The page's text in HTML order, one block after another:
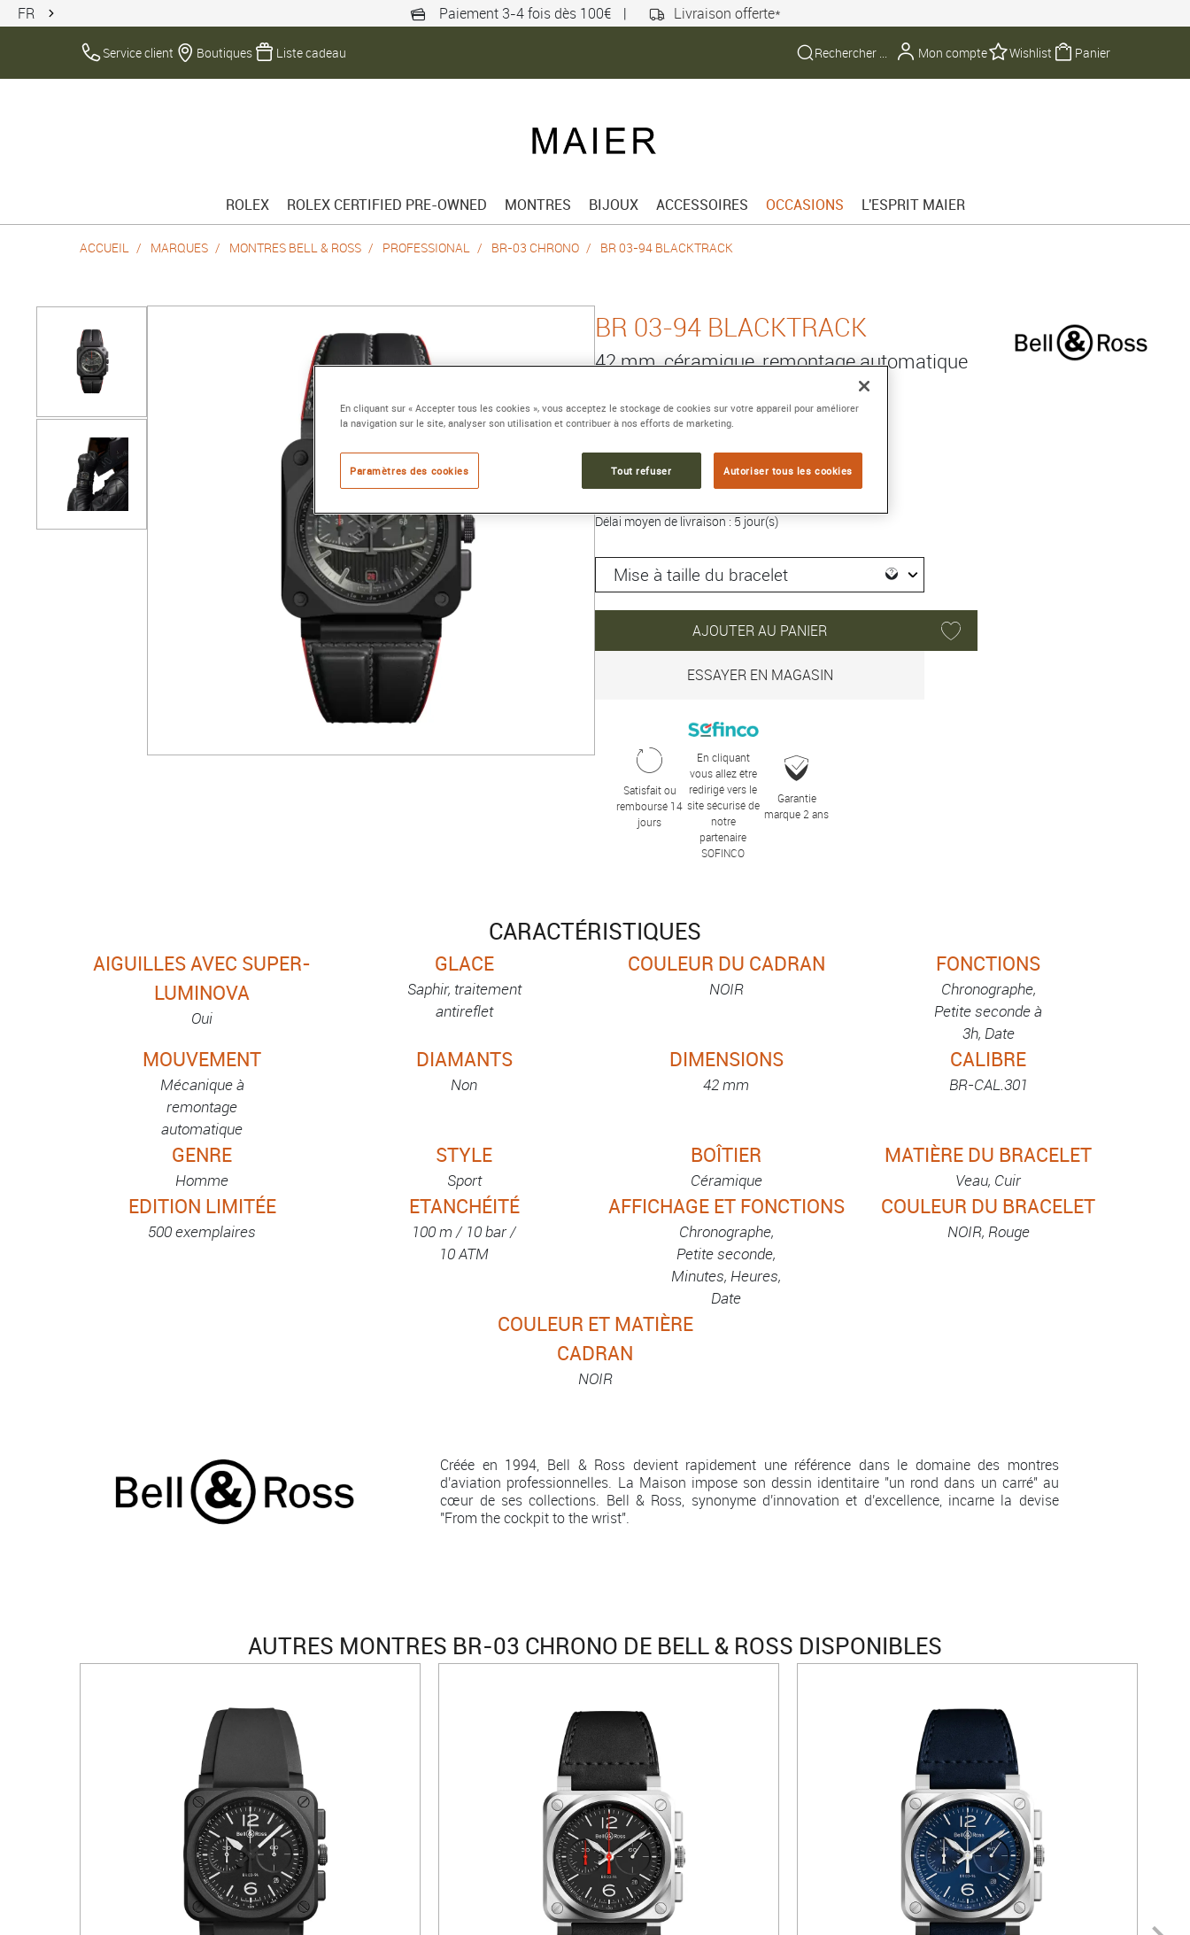
FR Paiement 3-4 fois dès 100€ | Livraison offerte*
Service client Boutiques Liste cadeau Mon compte Wishlist Panier
ROLEX ROLEX CERTIFIED PRE-OWNED MONTRES BIJOUX ACCESSOIRES OCCASIONS L'ESPRIT MAIER
ACCUEIL MARQUES MONTRES BELL & ROSS PROFESSIONAL BR-03 CHRONO BR 03-94 BLACKTRACK
BR 03-94 BLACKTRACK
42 mm, céramique, remontage automatique
Collection :BR-03 CHRONO
7 200 €
Délai moyen de livraison : 5 jour(s)
AJOUTER AU PANIER
ESSAYER EN MAGASIN
Satisfait ou
remboursé 14
jours
En cliquant
vous allez être
redirigé vers le
site sécurisé de
notre
partenaire
SOFINCO
Garantie
marque 2 ans
CARACTÉRISTIQUES
AIGUILLES AVEC SUPER-
LUMINOVA
Oui
GLACE
Saphir, traitement
antireflet
COULEUR DU CADRAN
NOIR
FONCTIONS
Chronographe,
Petite seconde à
3h, Date
MOUVEMENT
Mécanique à
remontage
automatique
DIAMANTS
Non
DIMENSIONS
42 mm
CALIBRE
BR-CAL.301
GENRE
Homme
STYLE
Sport
BOÎTIER
Céramique
MATIÈRE DU BRACELET
Veau, Cuir
EDITION LIMITÉE
500 exemplaires
ETANCHÉITÉ
100 m / 10 bar /
10 ATM
AFFICHAGE ET FONCTIONS
Chronographe,
Petite seconde,
Minutes, Heures,
Date
COULEUR DU BRACELET
NOIR, Rouge
COULEUR ET MATIÈRE
CADRAN
NOIR
Créée en 1994, Bell & Ross devient rapidement une référence dans le domaine des montres
d'aviation professionnelles. La Maison impose son dessin identitaire "un rond dans un carré" au
cœur de ses collections. Bell & Ross, synonyme d'innovation et d'excellence, incarne la devise
"From the cockpit to the wrist".
AUTRES MONTRES BR-03 CHRONO DE BELL & ROSS DISPONIBLES
En cliquant sur « Accepter tous les cookies », vous acceptez le stockage de cookies sur votre appareil pour améliorer
la navigation sur le site, analyser son utilisation et contribuer à nos efforts de marketing.
Paramètres des cookies Tout refuser Autoriser tous les cookies